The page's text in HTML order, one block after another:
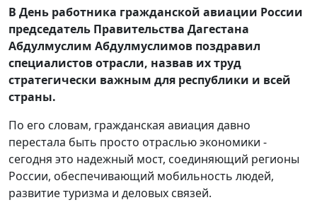
В День работника гражданской авиации России
председатель Правительства Дагестана
Абдулмуслим Абдулмуслимов поздравил
специалистов отрасли, назвав их труд
стратегически важным для республики и всей
страны.
По его словам, гражданская авиация давно
перестала быть просто отраслью экономики -
сегодня это надежный мост, соединяющий регионы
России, обеспечивающий мобильность людей,
развитие туризма и деловых связей.